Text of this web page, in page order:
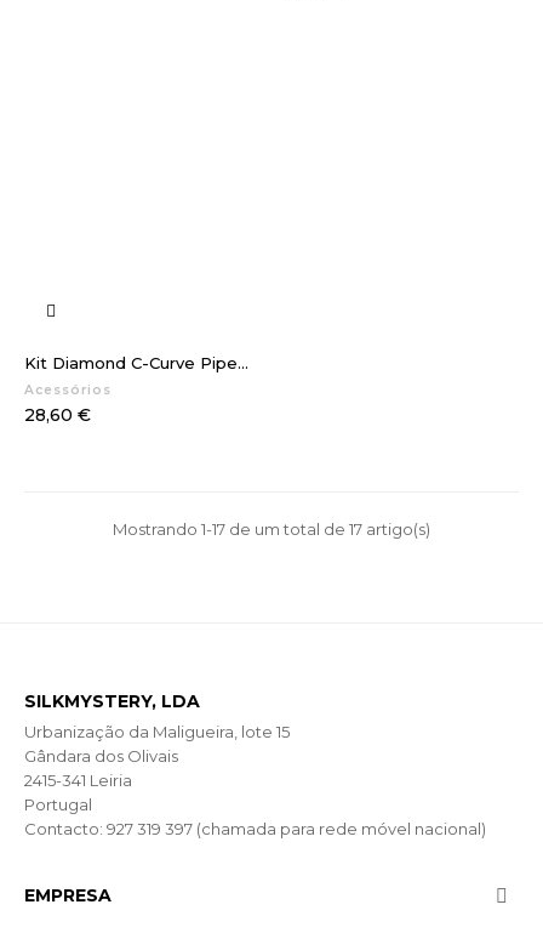
Kit Diamond C-Curve Pipe...
Acessórios
Preço
28,60 €
Mostrando 1-17 de um total de 17 artigo(s)
SILKMYSTERY, LDA
Urbanização da Maligueira, lote 15
Gândara dos Olivais
2415-341 Leiria
Portugal
Contacto: 927 319 397 (chamada para rede móvel nacional)
EMPRESA 